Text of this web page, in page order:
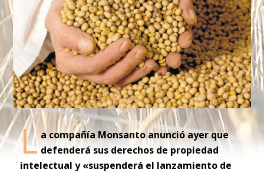
L a compañía Monsanto anunció ayer que
defenderá sus derechos de propiedad
intelectual y «suspenderá el lanzamiento de